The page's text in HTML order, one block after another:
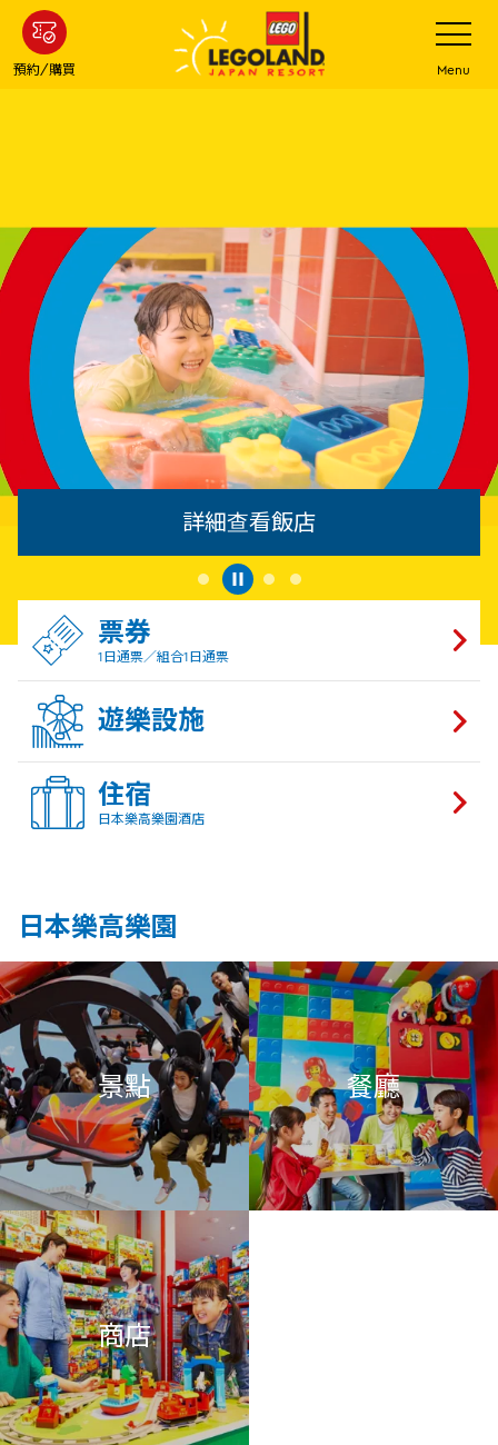
步預約/購買
打
開
網
站
菜
Menu
詳細查看飯店
票券
1日通票／組合1日通票
遊樂設施
住宿
日本樂高樂園酒店
日本樂高樂園
景點 餐廳
商店